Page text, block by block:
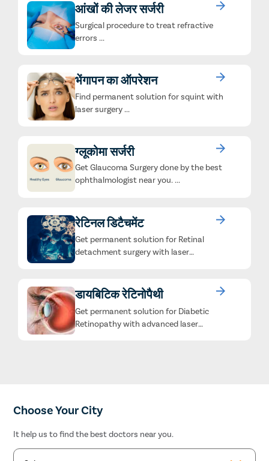
आंखों की लेजर सर्जरी
Surgical procedure to treat refractive
errors ...
भेंगापन का ऑपरेशन
Find permanent solution for squint with
laser surgery ...
ग्लूकोमा सर्जरी
Get Glaucoma Surgery done by the best
ophthalmologist near you. ...
रेटिनल डिटैचमेंट
Get permanent solution for Retinal
detachment surgery with laser
डायबिटिक रेटिनोपैथी
Get permanent solution for Diabetic
Retinopathy with advanced laser
Choose Your City
It help us to find the best doctors near you.